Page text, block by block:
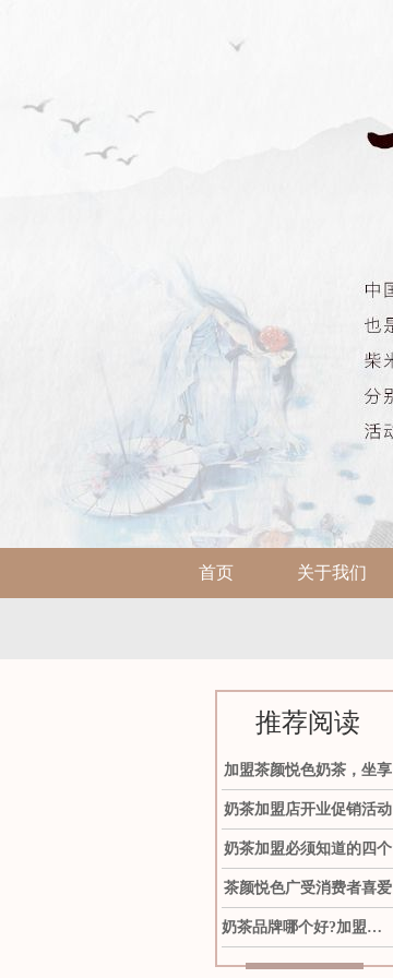
首页 关于我们
推荐阅读
加盟茶颜悦色奶茶，坐享
奶茶加盟店开业促销活动
奶茶加盟必须知道的四个
茶颜悦色广受消费者喜爱
奶茶品牌哪个好?加盟茶颜